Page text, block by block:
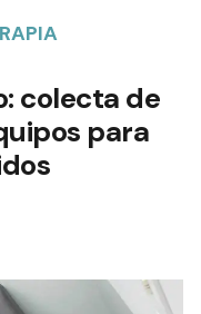
colecta de
para